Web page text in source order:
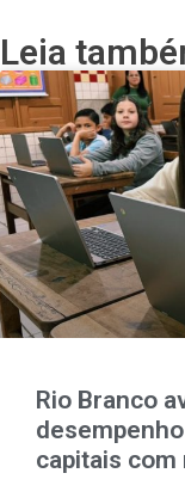
Leia
Rio Branco
capitais com